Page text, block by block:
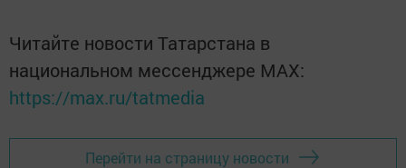
Читайте новости Татарстана в
национальном мессенджере MАХ:
https://max.ru/tatmedia
Перейти на страницу новости